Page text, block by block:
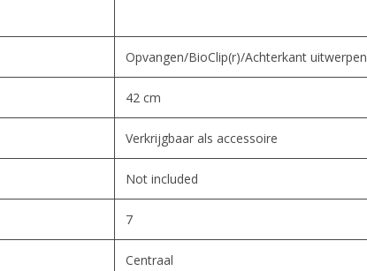
Opvangen/BioClip(r)/Achterkant uitwerpen
42 cm
Verkrijgbaar als accessoire
Not included
7
Centraal